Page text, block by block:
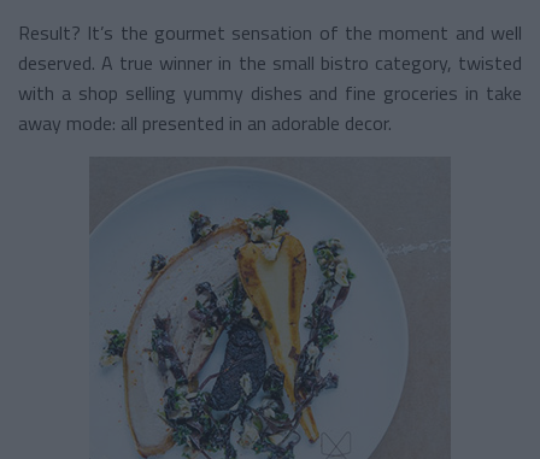
Result? It’s the gourmet sensation of the moment and well
deserved. A true winner in the small bistro category, twisted
with a shop selling yummy dishes and fine groceries in take
away mode: all presented in an adorable decor.